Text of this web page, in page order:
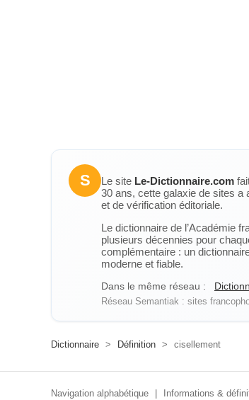
S Le site Le-Dictionnaire.com
30 ans, cette galaxie de sites a
et de vérification éditoriale.
Le dictionnaire de l’Académie
plusieurs décennies pour
complémentaire : un
moderne et fiable.
Dans le même réseau :
Réseau Semantiak : sites
Dictionnaire > Définition > cisellement
Navigation alphabétique Informations &